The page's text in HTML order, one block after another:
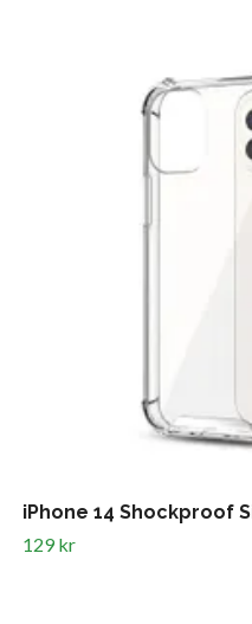
iPhone 14 Shockproof
129 kr